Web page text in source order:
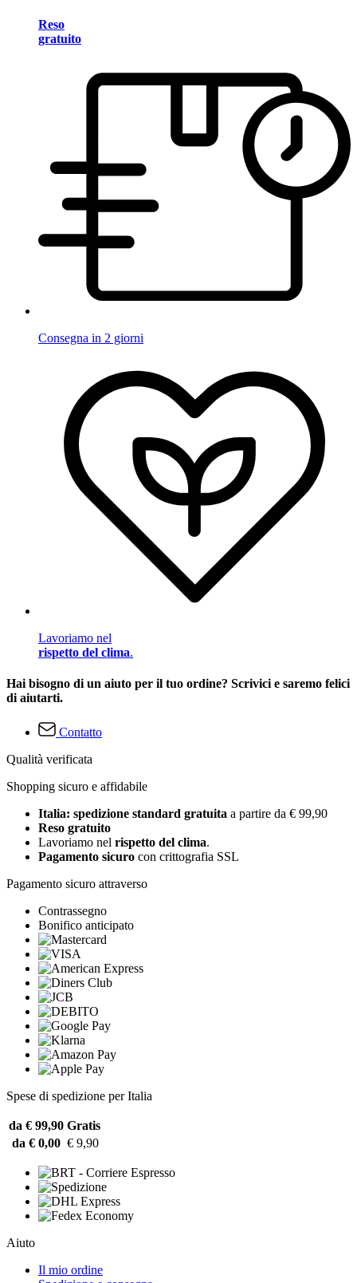
Reso
gratuito
Consegna in 2 giorni
Lavoriamo nel
rispetto del clima.
Hai bisogno di un aiuto per il tuo ordine? Scrivici e saremo felici
di aiutarti.
Contatto
Qualità verificata
Shopping sicuro e affidabile
Italia: spedizione standard gratuita a partire da € 99,90
Reso gratuito
Lavoriamo nel rispetto del clima.
Pagamento sicuro con crittografia SSL
Pagamento sicuro attraverso
Contrassegno
Bonifico anticipato
Spese di spedizione per Italia
da € 99,90 Gratis
da € 0,00 € 9,90
Aiuto
Il mio ordine